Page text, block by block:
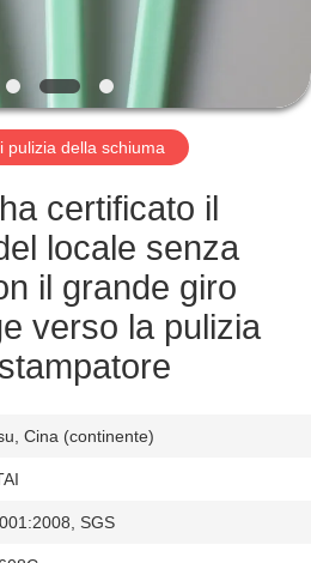
pulizia della schiuma
certificato il
locale senza
il grande giro
verso la pulizia
Cina (continente)
SGS